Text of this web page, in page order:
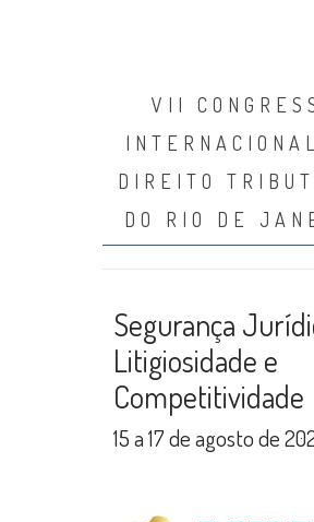
VII
DIREITO
DO RIO DE
Segurança
Litigiosidade e
Competitividade
15 a 17 de agosto de